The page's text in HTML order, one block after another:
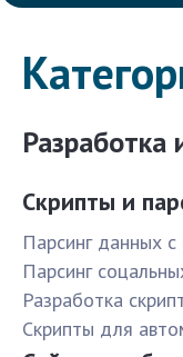
Разработка
Скрипты и
Парсинг данных с
Парсинг
Разработка
Скрипты для